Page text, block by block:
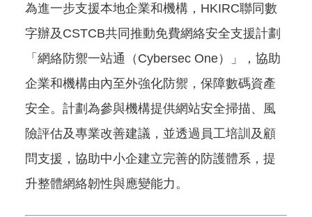
為進一步支援本地企業和機構，HKIRC聯同數
字辦及CSTCB共同推動免費網絡安全支援計劃
「網絡防禦一站通（Cybersec One）」，協助
企業和機構由內至外強化防禦，保障數碼資產
安全。計劃為參與機構提供網站安全掃描、風
險評估及專業改善建議，並透過員工培訓及顧
問支援，協助中小企建立完善的防護體系，提
升整體網絡韌性與應變能力。